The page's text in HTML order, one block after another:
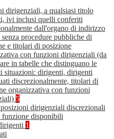
dirigenziali, a qualsiasi titolo
ivi inclusi quelli conferiti
dall'organo di indirizzo
procedure pubbliche di
e titolari di posizione
con funzioni dirigenziali (da
in tabelle che distinguano le
situazioni: dirigenti, dirigenti
discrezionalmente, titolari di
organizzativa con funzioni
5
dirigenziali discrezionali
funzione disponibili
1